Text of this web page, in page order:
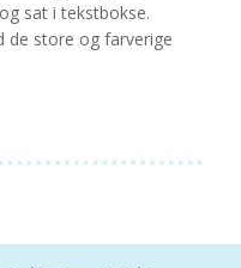
sat i tekstbokse.
de store og farverige